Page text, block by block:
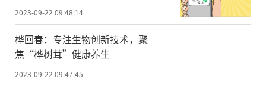
2023-09-22 09:48:14
桦回春：专注生物创新技术，聚
焦“桦树茸”健康养生
2023-09-22 09:47:45